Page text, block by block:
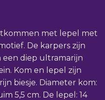
met lepel met
De karpers zijn
een diep ultramarijn
Kom en lepel zijn
biesje. Diameter kom:
5,5 cm. De lepel: 14